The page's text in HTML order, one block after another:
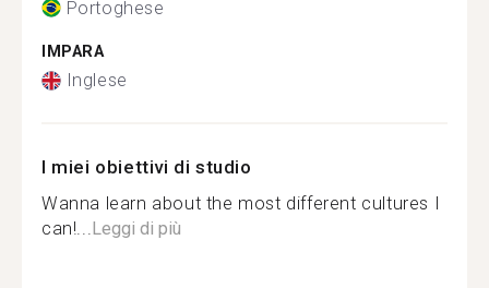
Portoghese
IMPARA
Inglese
I miei obiettivi di studio
Wanna learn about the most different cultures I
can!...Leggi di più